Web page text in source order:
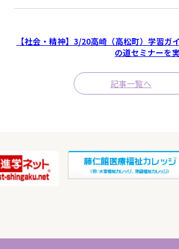
【社会・精神】3/20高崎（高松町）学習ガ
の道セミナーを
記事一覧へ